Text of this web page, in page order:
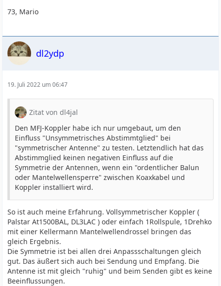
73, Mario
dl2ydp
19. Juli 2022 um 06:47
Zitat von dl4jal
Den MFJ-Koppler habe ich nur umgebaut, um den
Einfluss "Unsymmetrisches Abstimmtglied" bei
"symmetrischer Antenne" zu testen. Letztendlich hat das
Abstimmglied keinen negativen Einfluss auf die
Symmetrie der Antennen, wenn ein "ordentlicher Balun
oder Mantelwellensperre" zwischen Koaxkabel und
Koppler installiert wird.
So ist auch meine Erfahrung. Vollsymmetrischer Koppler (
Palstar At1500BAL, DL3LAC ) oder einfach 1Rollspule, 1Drehko
mit einer Kellermann Mantelwellendrossel bringen das
gleich Ergebnis.
Die Symmetrie ist bei allen drei Anpassschaltungen gleich
gut. Das äußert sich auch bei Sendung und Empfang. Die
Antenne ist mit gleich "ruhig" und beim Senden gibt es keine
Beeinflussungen.